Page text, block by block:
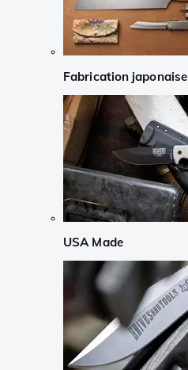
Fabrication japonaise
USA Made